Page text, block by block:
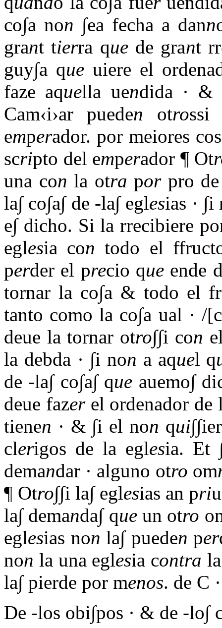
co∫a non ∫ea fecha a dann
grant tierra que de grant
guy∫a que uiere el
faze aquella uendida · &
Cam‹i›ar pueden otrossi
emperador. por meiores
scripto del emperador ¶ Ot
una con la otra porpro de
la∫ co∫a∫ de -la∫ eglesias · ∫i
e∫ dicho. Si la rrecibiere
eglesia con todo el
perder el precio que ende
tornar la co∫a & todo el
tanto como la co∫a ual · /
deue la tornar otro∫∫i con
la debda · ∫i non a aquel q
de -la∫ co∫a∫ que auemo∫
deue fazerel ordenador de
tienen · & ∫i el non qui
clerigos de la eglesia. Et
demandar · alguno otro om
¶ Otro∫∫i la∫ eglesias an pri
la∫ demanda∫ queun otro
eglesias non la∫ pueden per
non la una eglesia contra
la∫ pierde por menos. de C
De -los obi∫pos · & de -lo∫